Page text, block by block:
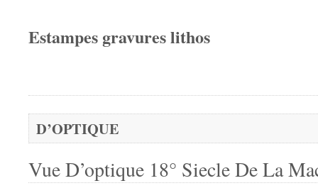
Estampes gravures lithos
D’OPTIQUE
Vue D’optique 18° Siecle De La